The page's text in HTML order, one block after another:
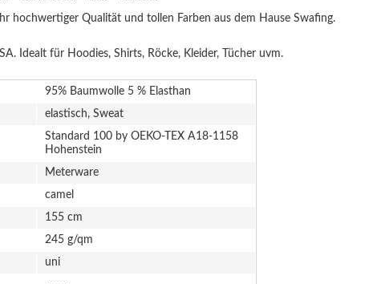
hochwertiger Qualität und tollen Farben aus dem Hause Swafing.
Idealt für Hoodies, Shirts, Röcke, Kleider, Tücher uvm.
95% Baumwolle 5 % Elasthan
elastisch, Sweat
Standard 100 by OEKO-TEX A18-1158
Hohenstein
Meterware
camel
155 cm
245 g/qm
uni